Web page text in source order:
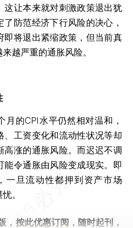
这让本来就对刺激政策退出犹
防范经济下行风险的决心，
即将退出紧缩政策，但当前真
越严重的通胀风险。
的CPI水平仍然相对温和，
、工资变化和流动性状况等却
高涨的通胀风险。而迟迟不调
能令通胀由风险变成现实。即
一旦流动性都押到资产市场
。
， 按此优惠订阅 ，随时起刊，